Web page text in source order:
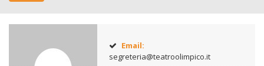
Email:
segreteria@teatroolimpico.it